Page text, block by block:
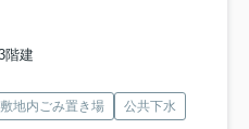
階建
敷地内ごみ置き場 公共下水